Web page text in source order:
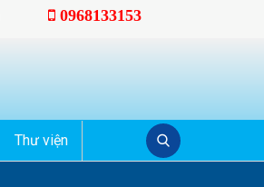
0968133153
Thư viện